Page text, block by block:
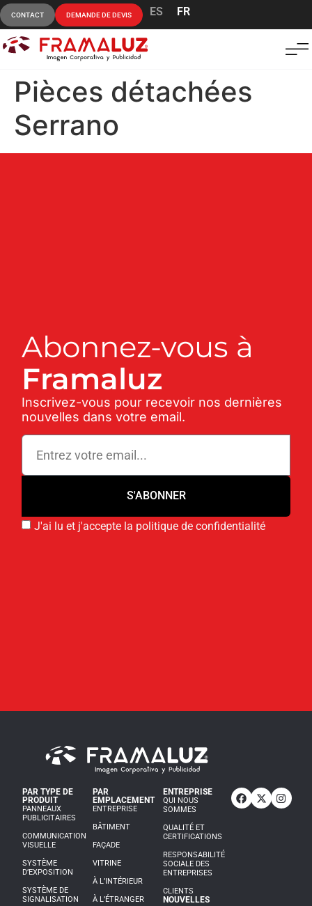
CONTACT DEMANDE DE DEVIS ES FR
Pièces détachées
Serrano
Abonnez-vous à
Framaluz
Inscrivez-vous pour recevoir nos dernières
nouvelles dans votre email.
J'ai lu et j'accepte la politique de confidentialité
S'ABONNER
PAR TYPE DE
PRODUIT
PANNEAUX
PUBLICITAIRES
COMMUNICATION
VISUELLE
SYSTÈME
D’EXPOSITION
SYSTÈME DE
SIGNALISATION
PAR
EMPLACEMENT
ENTREPRISE
BÂTIMENT
FAÇADE
VITRINE
À L’INTÉRIEUR
À L’ÉTRANGER
ENTREPRISE
QUI NOUS
SOMMES
QUALITÉ ET
CERTIFICATIONS
RESPONSABILITÉ
SOCIALE DES
ENTREPRISES
CLIENTS
NOUVELLES